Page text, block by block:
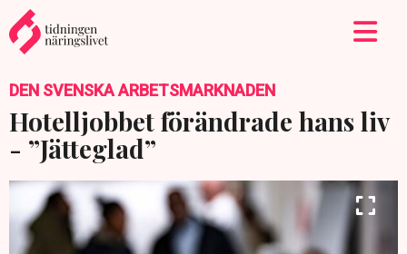
DEN SVENSKA ARBETSMARKNADEN
Hotelljobbet förändrade hans liv
- ”Jätteglad”